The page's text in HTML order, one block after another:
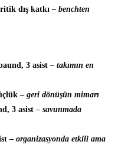
dış katkı – benchten
3 asist – takımın en
– geri dönüşün mimarı
3 asist – savunmada
– organizasyonda etkili ama